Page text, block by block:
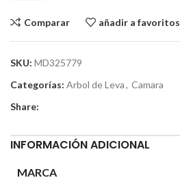
Comparar añadir a favoritos
SKU: MD325779
Categorías: Arbol de Leva, Camara
Share:
INFORMACIÓN ADICIONAL
MARCA